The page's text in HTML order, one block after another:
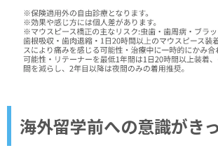
海外留学前への意識がき